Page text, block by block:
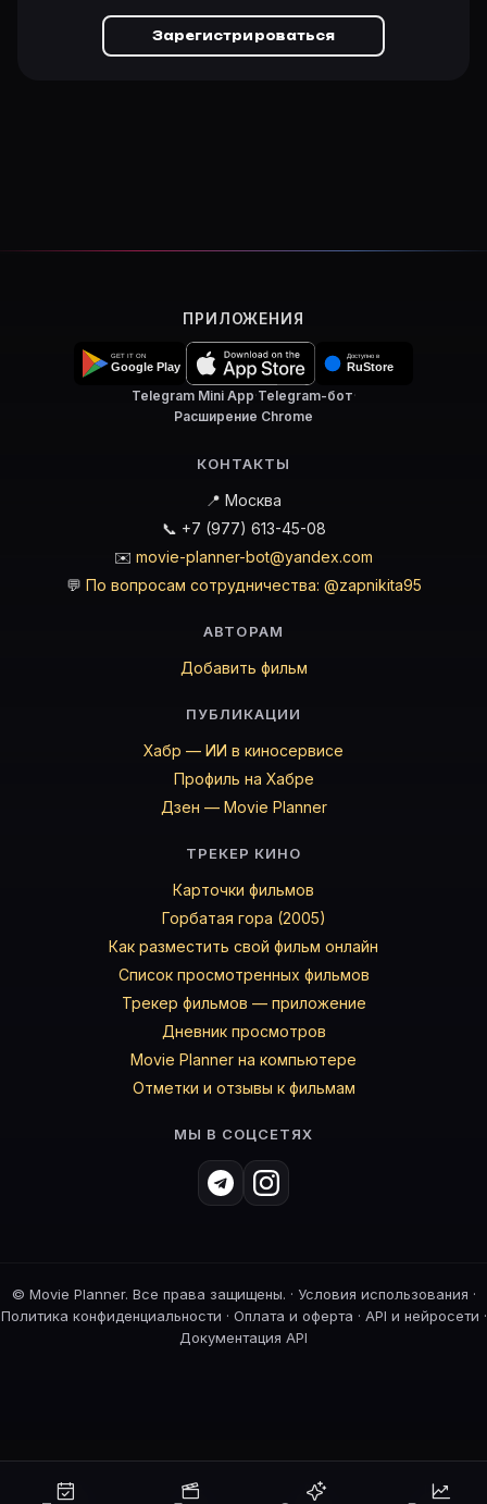
Зарегистрироваться
ПРИЛОЖЕНИЯ
Telegram Mini App·Telegram-бот·
Расширение Chrome
КОНТАКТЫ
📍 Москва
📞 +7 (977) 613-45-08
✉️ movie-planner-bot@yandex.com
💬 По вопросам сотрудничества: @zapnikita95
АВТОРАМ
Добавить фильм
ПУБЛИКАЦИИ
Хабр — ИИ в киносервисе
Профиль на Хабре
Дзен — Movie Planner
ТРЕКЕР КИНО
Карточки фильмов
Горбатая гора (2005)
Как разместить свой фильм онлайн
Список просмотренных фильмов
Трекер фильмов — приложение
Дневник просмотров
Movie Planner на компьютере
Отметки и отзывы к фильмам
МЫ В СОЦСЕТЯХ
© Movie Planner. Все права защищены. · Условия использования ·
Политика конфиденциальности · Оплата и оферта · API и нейросети ·
Документация API